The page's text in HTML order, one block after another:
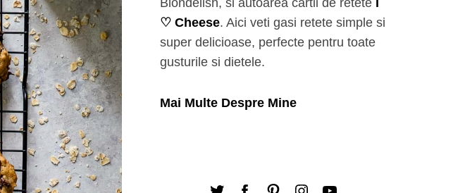
♡ Cheese. Aici veti gasi retete simple si
super delicioase, perfecte pentru toate
gusturile si dietele.
Mai Multe Despre Mine